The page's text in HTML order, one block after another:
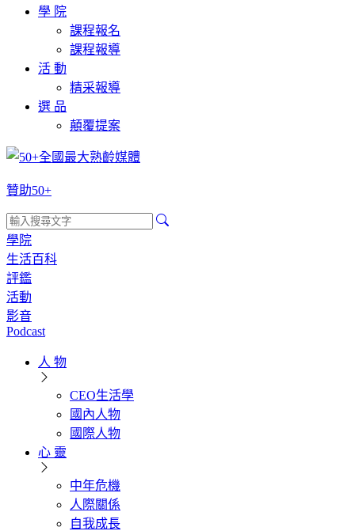
學 院
課程報名
課程報導
活 動
精采報導
選 品
顛覆提案
贊助50+
學院
生活百科
評鑑
活動
影音
Podcast
人 物
CEO生活學
國內人物
國際人物
心 靈
中年危機
人際關係
自我成長